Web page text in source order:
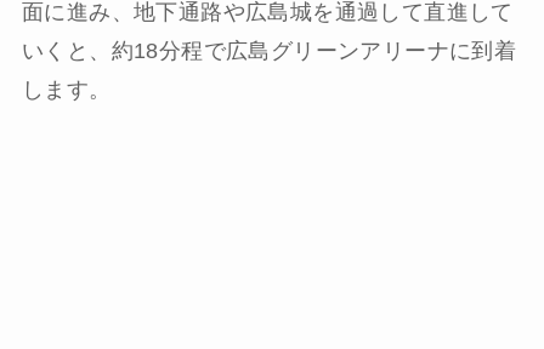
面に進み、地下通路や広島城を通過して直進して
いくと、約18分程で広島グリーンアリーナに到着
します。